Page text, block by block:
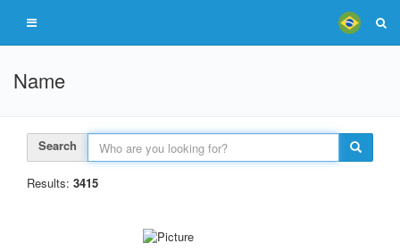
Name
Search
Results: 3415